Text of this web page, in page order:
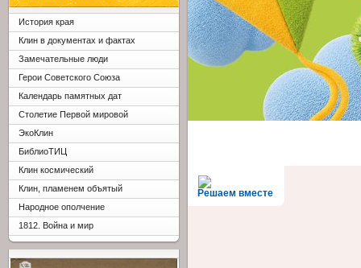
Решаем вместе
История края
Клин в документах и фактах
Замечательные люди
Герои Советского Союза
Календарь памятных дат
Столетие Первой мировой
ЭкоКлин
БиблиоТИЦ
Клин космический
Клин, пламенем объятый
Народное ополчение
1812. Война и мир